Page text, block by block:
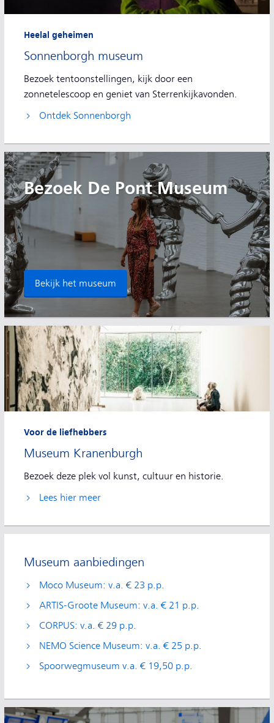
Sonnenborgh museum
Heelal geheimen
Bezoek tentoonstellingen, kijk door een
zonnetelescoop en geniet van Sterrenkijkavonden.
Ontdek Sonnenborgh
Bezoek De Pont Museum
Bekijk het museum
Museum Kranenburgh
Voor de liefhebbers
Bezoek deze plek vol kunst, cultuur en historie.
Lees hier meer
Museum aanbiedingen
Moco Museum: v.a. € 23 p.p.
ARTIS-Groote Museum: v.a. € 21 p.p.
CORPUS: v.a. € 29 p.p.
NEMO Science Museum: v.a. € 25 p.p.
Spoorwegmuseum v.a. € 19,50 p.p.